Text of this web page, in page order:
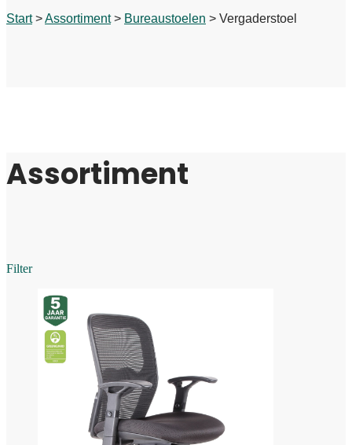
Start>Assortiment> Bureaustoelen > Vergaderstoel
Assortiment
Filter